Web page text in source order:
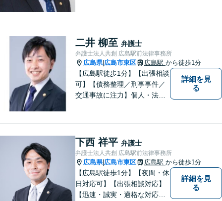
しにくいことも安心してご相
談ください。あなたの気持ち
に寄り添い、丁寧にお応えし
ます。
二井 柳至 弁護士
弁護士法人共創 広島駅前法律事務所
広島県| 広島市東区 広島駅 から徒歩1分
【広島駅徒歩1分】【出張相談
可】【債務整理／刑事事件／
交通事故に注力】個人・法人
の「平和」が実現できるよ
う、依頼者一人ひとりに寄り
添い、解決へ導きます。
詳細を見
る
下西 祥平 弁護士
弁護士法人共創 広島駅前法律事務所
広島県| 広島市東区 広島駅 から徒歩1分
【広島駅徒歩1分】【夜間・休
日対応可】【出張相談対応】
【迅速・誠実・適格な対応】
詳細を見
る